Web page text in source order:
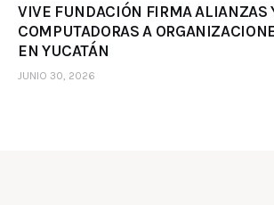
VIVE FUNDACIÓN FIRMA ALIANZAS
COMPUTADORAS A
EN YUCATÁN
JUNIO 30, 2026